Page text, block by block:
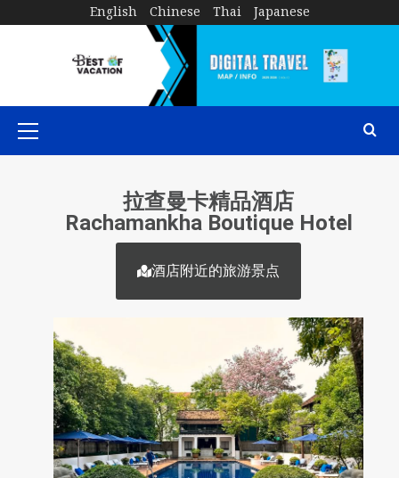
English Chinese Thai Japanese
拉查曼卡精品酒店
Rachamankha Boutique Hotel
酒店附近的旅游景点